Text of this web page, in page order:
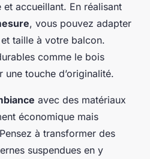
accueillant. En réalisant
, vous pouvez adapter
taille à votre balcon.
comme le bois
touche d’originalité.
avec des matériaux
économique mais
à transformer des
suspendues en y